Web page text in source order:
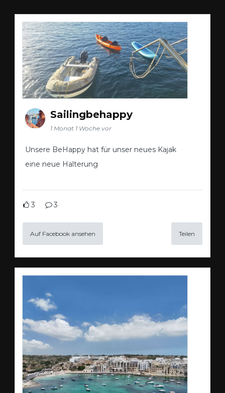
Sailingbehappy
1 Monat 1 Woche vor
Unsere BeHappy hat für unser neues Kajak
eine neue Halterung
3 3
Auf Facebook ansehen Teilen